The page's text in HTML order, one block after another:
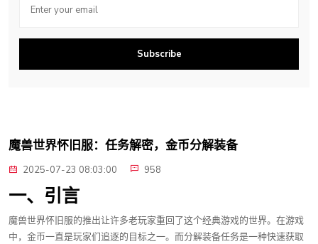
Subscribe
魔兽世界怀旧服：任务解密，金币分解装备
2025-07-23 08:03:00 958
一、引言
魔兽世界怀旧服的推出让许多老玩家重回了这个经典游戏的世界。在游戏
中，金币一直是玩家们追逐的目标之一。而分解装备任务是一种快速获取